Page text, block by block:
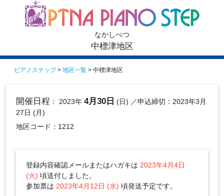
なかしべつ
中標津地区
ピアノステップ> 地区一覧 > 中標津地区
開催日程 ： 2023年 4月30日 (日) ／申込締切：2023年3月
27日 (月)
地区コード：1212
登録内容確認メールまたはハガキは 2023年4月4日
(火) 頃送付しました。
参加票は 2023年4月12日 (水) 頃発送予定です。